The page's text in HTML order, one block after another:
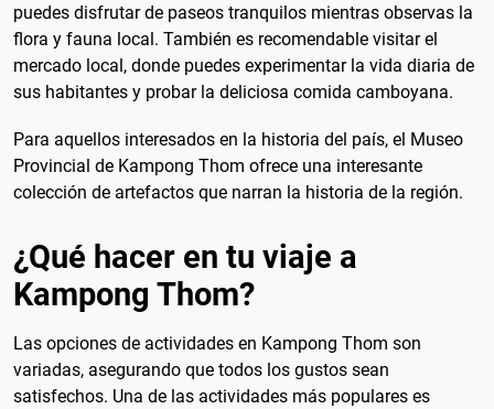
puedes disfrutar de paseos tranquilos mientras observas la
flora y fauna local. También es recomendable visitar el
mercado local, donde puedes experimentar la vida diaria de
sus habitantes y probar la deliciosa comida camboyana.
Para aquellos interesados en la historia del país, el Museo
Provincial de Kampong Thom ofrece una interesante
colección de artefactos que narran la historia de la región.
¿Qué hacer en tu viaje a
Kampong Thom?
Las opciones de actividades en Kampong Thom son
variadas, asegurando que todos los gustos sean
satisfechos. Una de las actividades más populares es